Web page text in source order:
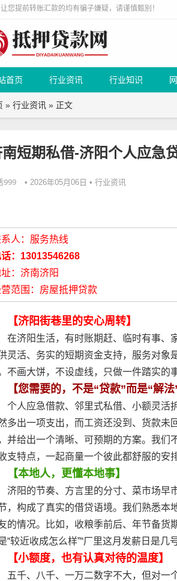
您提前转账汇款的均有骗子嫌疑，请谨慎甄别！
首页 行业资讯 行业知识
» 行业资讯 » 正文
短期私借-济阳个人应急
999 • 2026年05月06日 • 行业资讯
人：服务热线
话：13013546268
：济南济阳
范围：房屋抵押贷款
【济阳街巷里的安心周转】
在济阳生活，有时账期赶、临时有事、
灵活、务实的短期资金支持，服务对象
不画大饼，不设虚线，只做一件踏实的
【您需要的，不是“贷款”而是“解法”
个人应急借款、邻里式私借、小额灵活
多出一项支出，而工资还没到、货款未
并给出一个清晰、可预期的方案。我们
支特点，一起商量一个彼此都舒服的安排
【本地人，更懂本地事】
济阳的节奏、方言里的分寸、菜市场早
，构成了真实的借贷语境。我们熟悉本
的情况。比如，收粮季前后、年节备货
“较近收成怎么样”“厂里这月发薪日是几
【小额度，也有认真对待的温度】
五千、八千、一万二数字不大，但对一